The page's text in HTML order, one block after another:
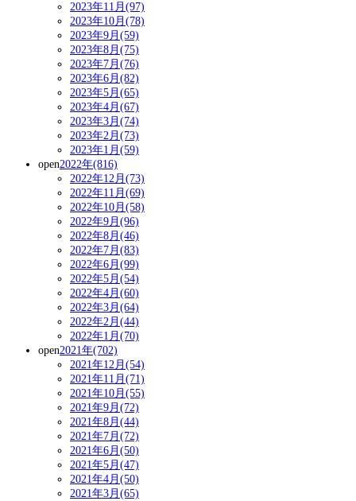
2023年11月(97)
2023年10月(78)
2023年9月(59)
2023年8月(75)
2023年7月(76)
2023年6月(82)
2023年5月(65)
2023年4月(67)
2023年3月(74)
2023年2月(73)
2023年1月(59)
open2022年(816)
2022年12月(73)
2022年11月(69)
2022年10月(58)
2022年9月(96)
2022年8月(46)
2022年7月(83)
2022年6月(99)
2022年5月(54)
2022年4月(60)
2022年3月(64)
2022年2月(44)
2022年1月(70)
open2021年(702)
2021年12月(54)
2021年11月(71)
2021年10月(55)
2021年9月(72)
2021年8月(44)
2021年7月(72)
2021年6月(50)
2021年5月(47)
2021年4月(50)
2021年3月(65)